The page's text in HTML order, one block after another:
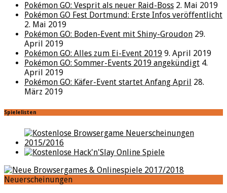
Pokémon GO: Vesprit als neuer Raid-Boss 2. Mai 2019
Pokémon GO Fest Dortmund: Erste Infos veröffentlicht
2. Mai 2019
Pokémon GO: Boden-Event mit Shiny-Groudon 29.
April 2019
Pokémon GO: Alles zum Ei-Event 2019 9. April 2019
Pokémon GO: Sommer-Events 2019 angekündigt 4.
April 2019
Pokémon GO: Käfer-Event startet Anfang April 28.
März 2019
Spielelisten
Neuerscheinungen